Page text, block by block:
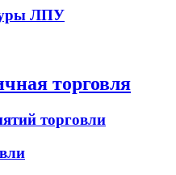
ЛПУ
торговля
торговли